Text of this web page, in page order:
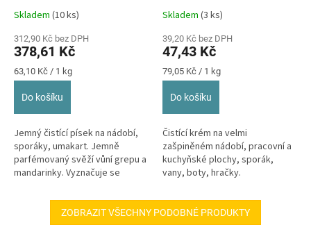
Průměrné
produktu
je
5,0
z
Skladem (10 ks)
312,90 Kč bez DPH
378,61 Kč
Měrná
cena:
63,10 Kč / 1 kg
Do košíku
Jemný čistící písek na nádobí,
sporáky, umakart. Jemně
parfémovaný svěží vůní grepu a
mandarinky. Vyznačuje se
schopností,...
Průměrné
produktu
je
5,0
z
Skladem (3 ks)
39,20 Kč bez DPH
47,43 Kč
Měrná
cena:
79,05 Kč / 1 kg
Do košíku
Čistící krém na velmi
zašpiněném nádobí, pracovní a
kuchyňské plochy, sporák,
vany, boty, hračky.
ZOBRAZIT VŠECHNY PODOBNÉ PRODUKTY